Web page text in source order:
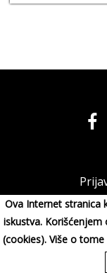
Ova Internet stranica
iskustva.
(cookies). Više o
MAXIMORA